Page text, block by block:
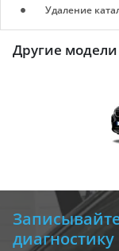
Удаление
Другие
диагностику